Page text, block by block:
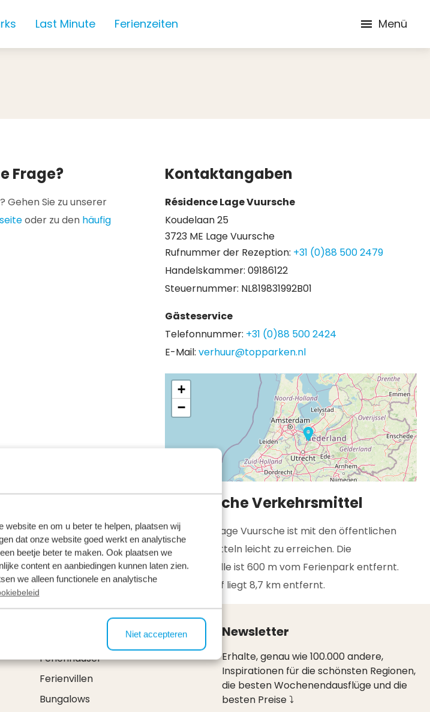
website en om u beter te helpen, plaatsen wij
dat onze website goed werkt en analytische
beetje beter te maken. Ook plaatsen we
content en aanbiedingen kunnen laten zien.
we alleen functionele en analytische
Niet accepteren
Last Minute Ferienzeiten Menü
Frage?
Gehen Sie zu unserer
oder zu den häufig
Kontaktangaben
Résidence Lage Vuursche
Koudelaan 25
3723 ME Lage Vuursche
Rufnummer der Rezeption: +31 (0)88 500 2479
Handelskammer: 09186122
Steuernummer: NL819831992B01
Gästeservice
Telefonnummer: +31 (0)88 500 2424
E-Mail: verhuur@topparken.nl
+
−
Öffentliche Verkehrsmittel
Résidence Lage Vuursche ist mit den öffentlichen
Verkehrsmitteln leicht zu erreichen. Die
Bushaltestelle ist 600 m vom Ferienpark entfernt.
Der Bahnhof liegt 8,7 km entfernt.
Ferienhäuser
Ferienvillen
Bungalows
Newsletter
Erhalte, genau wie 100.000 andere,
Inspirationen für die schönsten Regionen,
die besten Wochenendausflüge und die
besten Preise ⤵